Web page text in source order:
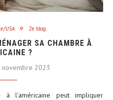
USA Ze blog
SA CHAMBRE À
?
novembre 2023
à l’américaine peut impliquer